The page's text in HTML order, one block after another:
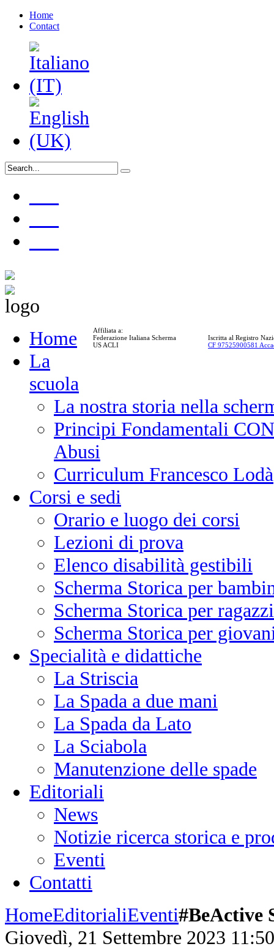
Home
Contact
Affiliata a:
Federazione Italiana Scherma
US ACLI
Iscritta al Registro
CF 97525900581
Home
La
scuola
La nostra storia nella
Principi Fondamentali
Abusi
Curriculum Francesco Lodà
Corsi e sedi
Orario e luogo dei corsi
Lezioni di prova
Elenco disabilità gestibili
Scherma Storica per
Scherma Storica per ragazzi
Scherma Storica per
Specialità e didattiche
La Striscia
La Spada a due mani
La Spada da Lato
La Sciabola
Manutenzione delle spade
Editoriali
News
Notizie ricerca storica e
Eventi
Contatti
HomeEditorialiEventi#BeActive
Giovedì, 21 Settembre 2023 11:50